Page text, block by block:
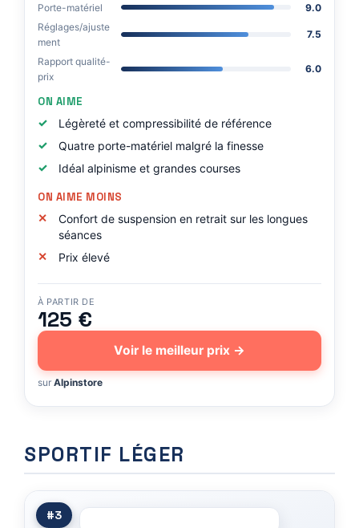
Porte-matériel
9.0
Réglages/ajuste
ment
7.5
Rapport qualité-
prix
6.0
ON AIME
Légèreté et compressibilité de référence
Quatre porte-matériel malgré la finesse
Idéal alpinisme et grandes courses
ON AIME MOINS
Confort de suspension en retrait sur les longues
séances
Prix élevé
À PARTIR DE
125 €
Voir le meilleur prix →
sur Alpinstore
SPORTIF LÉGER
#3